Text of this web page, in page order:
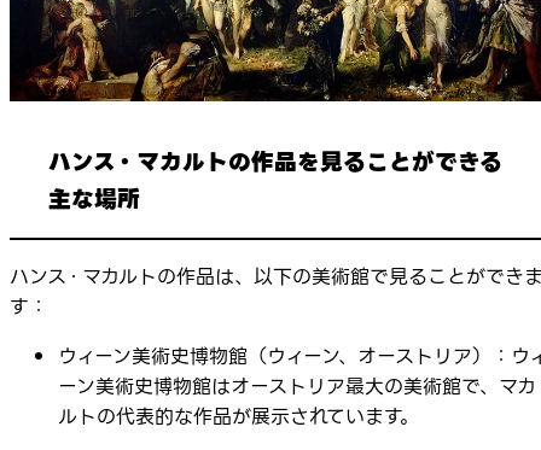
ハンス・マカルトの作品を見ることができる
主な場所
ハンス・マカルトの作品は、以下の美術館で見ることができ
す：
ウィーン美術史博物館（ウィーン、オーストリア）：ウ
ーン美術史博物館はオーストリア最大の美術館で、マカ
ルトの代表的な作品が展示されています。